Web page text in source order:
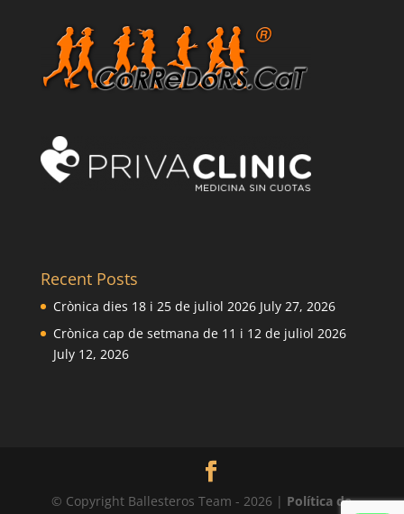
Recent Posts
Crònica dies 18 i 25 de juliol 2026 July 27, 2026
Crònica cap de setmana de 11 i 12 de juliol 2026
July 12, 2026
© Copyright Ballesteros Team - 2026 | Política de